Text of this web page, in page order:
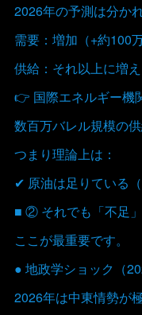
2026年の予測は分か
需要：増加（+約100
供給：それ以上に増
👉 国際エネルギー機
数百万バレル規模の
つまり理論上は：
✔ 原油は足りている（
■ ② それでも「不足
ここが最重要です。
● 地政学ショック（
2026年は中東情勢が